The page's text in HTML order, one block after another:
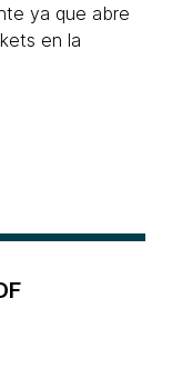
ya que abre
en la